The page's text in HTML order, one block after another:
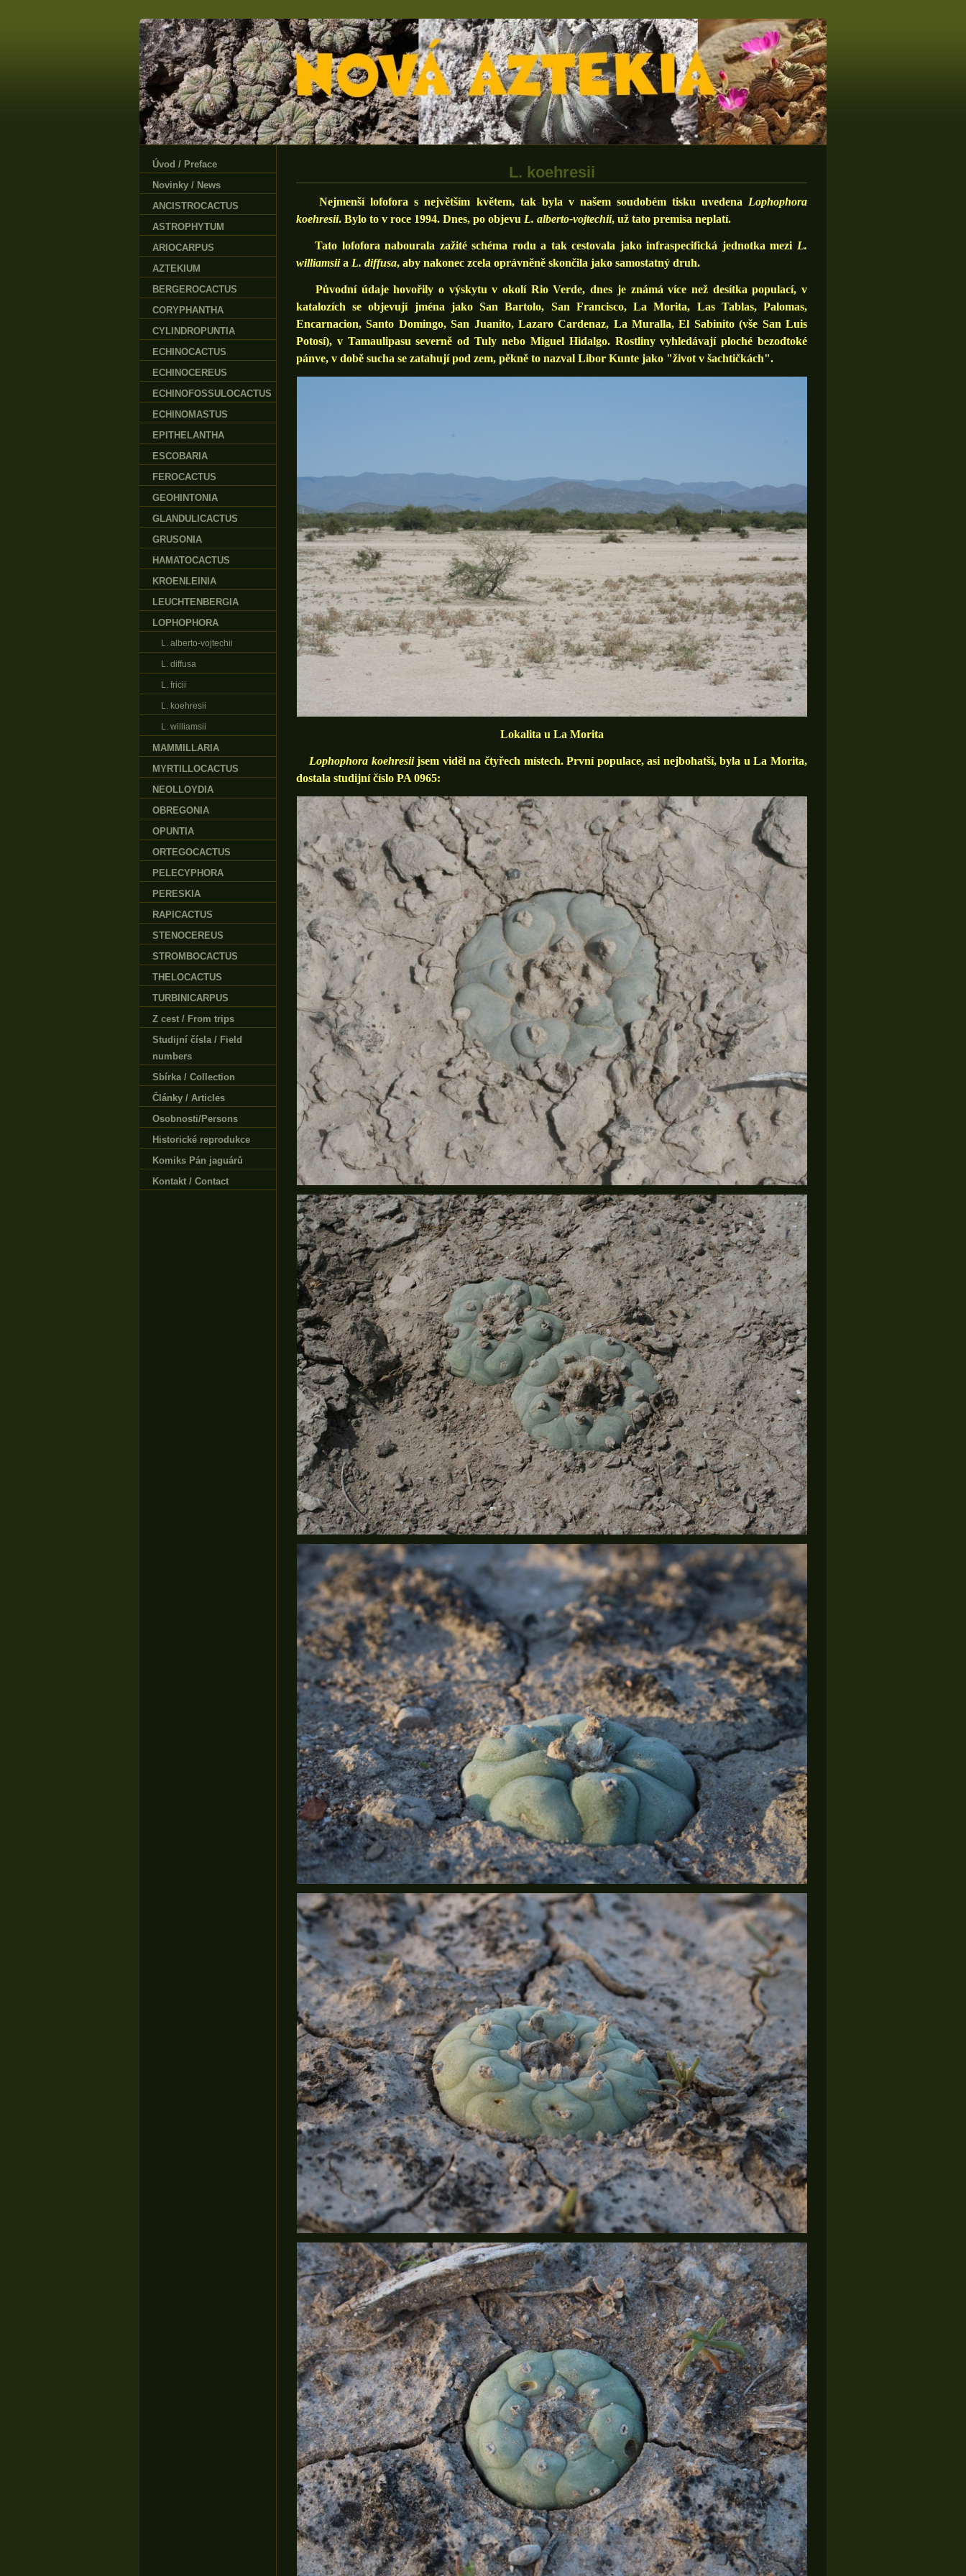
L. koehresii
Nejmenší lofofora s největším květem, tak byla v našem soudobém tisku uvedena Lophophora
koehresii. Bylo to v roce 1994. Dnes, po objevu L. alberto-vojtechii, už tato premisa neplatí.
Tato lofofora nabourala zažité schéma rodu a tak cestovala jako infraspecifická jednotka mezi L.
williamsiia L. diffusa, aby nakonec zcela oprávněně skončila jako samostatný druh.
Původní údaje hovořily o výskytu v okolí Rio Verde, dnes je známá více než desítka populací, v
katalozích se objevují jména jako San Bartolo, San Francisco, La Morita, Las Tablas, Palomas,
Encarnacion, Santo Domingo, San Juanito, Lazaro Cardenaz, La Muralla, El Sabinito (vše San Luis
Potosí), v Tamaulipasu severně od Tuly nebo Miguel Hidalgo. Rostliny vyhledávají ploché bezodtoké
pánve, v době sucha se zatahují pod zem, pěkně to nazval Libor Kunte jako "život v šachtičkách".
Lokalita u La Morita
Lophophora koehresiijsem viděl na čtyřech místech. První populace, asi nejbohatší, byla u La Morita,
dostala studijní číslo PA 0965:
Úvod / Preface
Novinky / News
ANCISTROCACTUS
ASTROPHYTUM
ARIOCARPUS
AZTEKIUM
BERGEROCACTUS
CORYPHANTHA
CYLINDROPUNTIA
ECHINOCACTUS
ECHINOCEREUS
ECHINOFOSSULOCACTUS
ECHINOMASTUS
EPITHELANTHA
ESCOBARIA
FEROCACTUS
GEOHINTONIA
GLANDULICACTUS
GRUSONIA
HAMATOCACTUS
KROENLEINIA
LEUCHTENBERGIA
LOPHOPHORA
L. alberto-vojtechii
L. diffusa
L. fricii
L. koehresii
L. williamsii
MAMMILLARIA
MYRTILLOCACTUS
NEOLLOYDIA
OBREGONIA
OPUNTIA
ORTEGOCACTUS
PELECYPHORA
PERESKIA
RAPICACTUS
STENOCEREUS
STROMBOCACTUS
THELOCACTUS
TURBINICARPUS
Z cest / From trips
Studijní čísla / Field
numbers
Sbírka / Collection
Články / Articles
Osobnosti/Persons
Historické reprodukce
Komiks Pán jaguárů
Kontakt / Contact